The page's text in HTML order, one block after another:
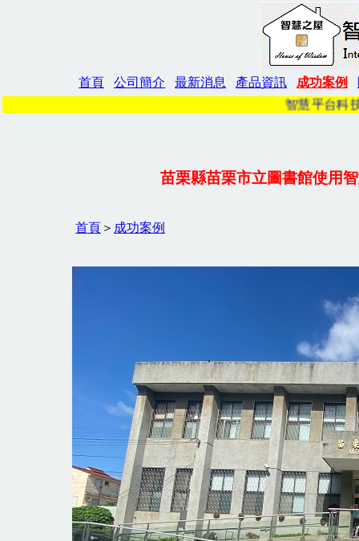
首頁 公司簡介 最新消息 產品資訊 成功案例
智慧平台科技電子報_
苗栗縣苗栗市立圖書館使用
首頁 ＞ 成功案例